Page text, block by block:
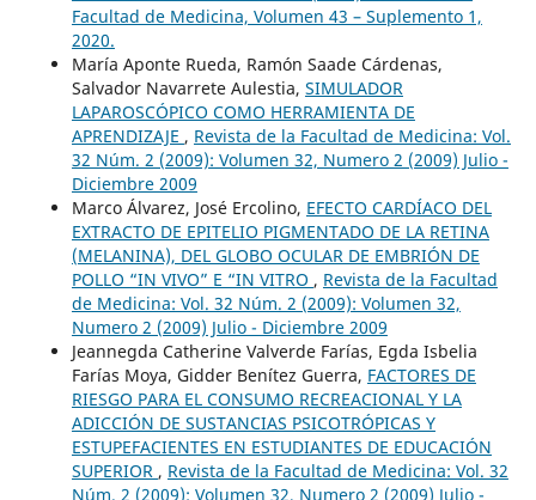
Facultad de Medicina, Volumen 43 – Suplemento 1,
2020.
María Aponte Rueda, Ramón Saade Cárdenas,
Salvador Navarrete Aulestia, SIMULADOR
LAPAROSCÓPICO COMO HERRAMIENTA DE
APRENDIZAJE , Revista de la Facultad de Medicina: Vol.
32 Núm. 2 (2009): Volumen 32, Numero 2 (2009) Julio -
Diciembre 2009
Marco Álvarez, José Ercolino, EFECTO CARDÍACO DEL
EXTRACTO DE EPITELIO PIGMENTADO DE LA RETINA
(MELANINA), DEL GLOBO OCULAR DE EMBRIÓN DE
POLLO “IN VIVO” E “IN VITRO , Revista de la Facultad
de Medicina: Vol. 32 Núm. 2 (2009): Volumen 32,
Numero 2 (2009) Julio - Diciembre 2009
Jeannegda Catherine Valverde Farías, Egda Isbelia
Farías Moya, Gidder Benítez Guerra, FACTORES DE
RIESGO PARA EL CONSUMO RECREACIONAL Y LA
ADICCIÓN DE SUSTANCIAS PSICOTRÓPICAS Y
ESTUPEFACIENTES EN ESTUDIANTES DE EDUCACIÓN
SUPERIOR , Revista de la Facultad de Medicina: Vol. 32
Núm. 2 (2009): Volumen 32, Numero 2 (2009) Julio -